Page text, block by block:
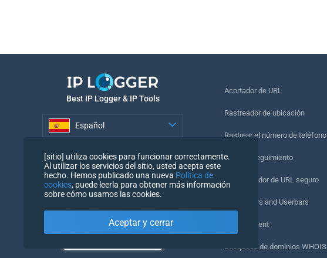
Best IP Logger & IP Tools
Español
Acortador de URL
Rastreador de ubicación
Rastrear el número de teléfono
Píxel de seguimiento
Comprobador de URL seguro
IP Counters and Userbars
Mi UserAgent
Búsqueda de dominios WHOIS
[sitio] utiliza cookies para funcionar correctamente.
Al utilizar los servicios del sitio, usted acepta este
hecho. Hemos publicado una nueva Política de
cookies, puede leerla para obtener más información
sobre cómo usamos las cookies.
Aceptar y cerrar